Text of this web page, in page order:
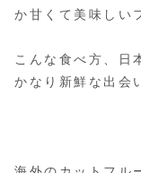
か甘くて美味しい
こんな食べ方、日
かなり新鮮な出会